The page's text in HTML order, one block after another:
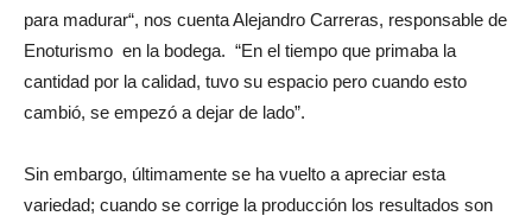
para madurar“, nos cuenta Alejandro Carreras, responsable de
Enoturismo en la bodega. “En el tiempo que primaba la
cantidad por la calidad, tuvo su espacio pero cuando esto
cambió, se empezó a dejar de lado”.
Sin embargo, últimamente se ha vuelto a apreciar esta
variedad; cuando se corrige la producción los resultados son